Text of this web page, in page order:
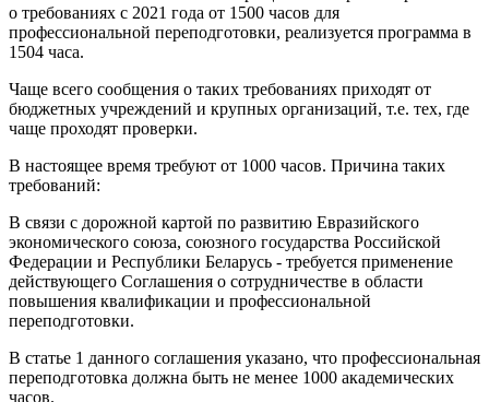
о требованиях с 2021 года от 1500 часов для
профессиональной переподготовки, реализуется программа в
1504 часа.
Чаще всего сообщения о таких требованиях приходят от
бюджетных учреждений и крупных организаций, т.е. тех, где
чаще проходят проверки.
В настоящее время требуют от 1000 часов. Причина таких
требований:
В связи с дорожной картой по развитию Евразийского
экономического союза, союзного государства Российской
Федерации и Республики Беларусь - требуется применение
действующего Соглашения о сотрудничестве в области
повышения квалификации и профессиональной
переподготовки.
В статье 1 данного соглашения указано, что профессиональная
переподготовка должна быть не менее 1000 академических
часов.